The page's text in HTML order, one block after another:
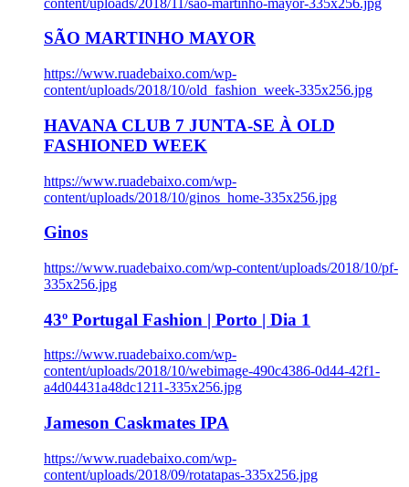
SÃO MARTINHO MAYOR
https://www.ruadebaixo.com/wp-
content/uploads/2018/10/old_fashion_week-335x256.jpg
HAVANA CLUB 7 JUNTA-SE À OLD
FASHIONED WEEK
https://www.ruadebaixo.com/wp-
content/uploads/2018/10/ginos_home-335x256.jpg
Ginos
https://www.ruadebaixo.com/wp-content/uploads/2018/10/pf-
335x256.jpg
43º Portugal Fashion | Porto | Dia 1
https://www.ruadebaixo.com/wp-
content/uploads/2018/10/webimage-490c4386-0d44-42f1-
a4d04431a48dc1211-335x256.jpg
Jameson Caskmates IPA
https://www.ruadebaixo.com/wp-
content/uploads/2018/09/rotatapas-335x256.jpg